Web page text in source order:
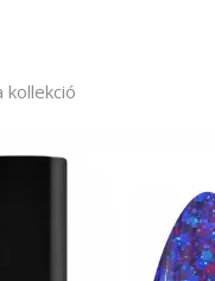
kollekció